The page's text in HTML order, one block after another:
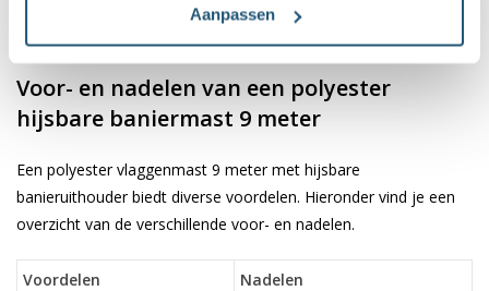
Aanpassen
polyester vlaggenmast, lees dan onze blog
aluminium vlaggenmast.
Voor- en nadelen van een polyester
hijsbare baniermast 9 meter
Een polyester vlaggenmast 9 meter met hijsbare
banieruithouder biedt diverse voordelen. Hieronder vind je een
overzicht van de verschillende voor- en nadelen.
Voordelen
Nadelen